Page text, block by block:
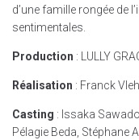
d’une famille rongée de
sentimentales.
Production : LULLY
Réalisation : Franck
Casting : Issaka
Pélagie Beda, Stéphane